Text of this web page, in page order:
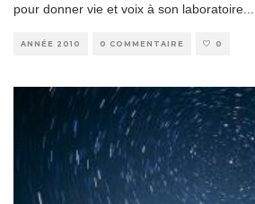
pour donner vie et voix à son laboratoire
ANNÉE 2010 0 COMMENTAIRE 0